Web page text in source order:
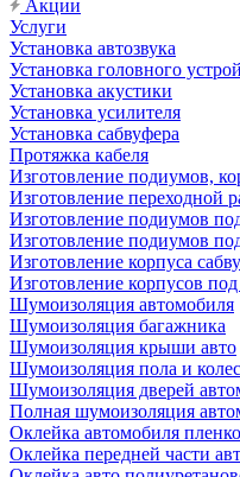
Акции
Услуги
Установка автозвука
Установка головного
Установка акустики
Установка усилителя
Установка сабвуфера
Протяжка кабеля
Изготовление подиумов,
Изготовление переходной
Изготовление подиумов
Изготовление подиумов
Изготовление корпуса
Изготовление корпусов
Шумоизоляция автомобиля
Шумоизоляция багажника
Шумоизоляция крыши авто
Шумоизоляция пола и
Шумоизоляция дверей
Полная шумоизоляция
Оклейка автомобиля
Оклейка передней части